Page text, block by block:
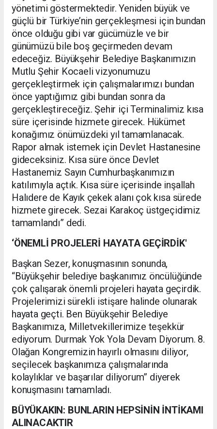
yönetimi göstermektedir. Yeniden büyük ve
güçlü bir Türkiye’nin gerçekleşmesi için bundan
önce olduğu gibi var gücümüzle ve bir
günümüzü bile boş geçirmeden devam
edeceğiz. Büyükşehir Belediye Başkanımızın
Mutlu Şehir Kocaeli vizyonumuzu
gerçekleştirmek için çalışmalarımızı bundan
önce yaptığımız gibi bundan sonra da
gerçekleştireceğiz. Şehir içi Terminalimiz kısa
süre içerisinde hizmete girecek. Hükümet
konağımız önümüzdeki yıl tamamlanacak.
Rapor almak istemek için Devlet Hastanesine
gideceksiniz. Kısa süre önce Devlet
Hastanemiz Sayın Cumhurbaşkanımızın
katılımıyla açtık. Kısa süre içerisinde inşallah
Halıdere de Kayık çekek alanı çok kısa sürede
hizmete girecek. Sezai Karakoç üstgeçidimiz
tamamlandı” dedi.
‘ÖNEMLİ PROJELERİ HAYATA GEÇİRDİK'
Başkan Sezer, konuşmasının sonunda,
“Büyükşehir belediye başkanımız öncülüğünde
çok çalışarak önemli projeleri hayata geçirdik.
Projelerimizi sürekli istişare halinde olunarak
hayata geçti. Ben Büyükşehir Belediye
Başkanımıza, Milletvekillerimize teşekkür
ediyorum. Durmak Yok Yola Devam Diyorum. 8.
Olağan Kongremizin hayırlı olmasını diliyor,
seçilecek başkanımıza çalışmalarında
kolaylıklar ve başarılar diliyorum” diyerek
konuşmasını tamamladı.
BÜYÜKAKIN: BUNLARIN HEPSİNİN İNTİKAMI
ALINACAKTIR